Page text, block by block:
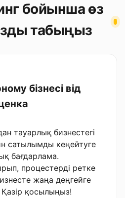
бойынша өз
табыңыз
бізнесі від
тауарлық бизнестегі
сатылымды кеңейтуге
бағдарлама.
процестерді ретке
жаңа деңгейге
қосылыңыз!